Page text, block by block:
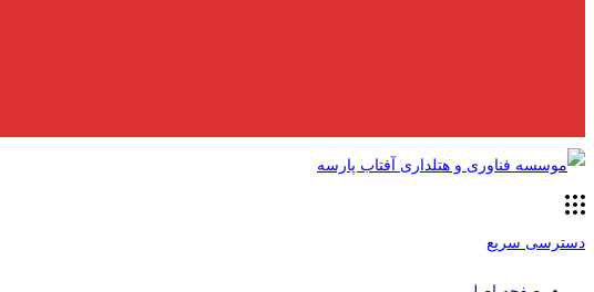
دسترسی سریع